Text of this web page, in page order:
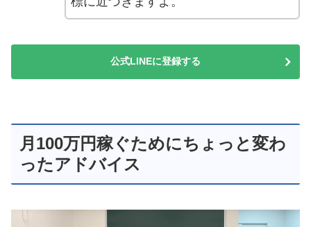
公式LINEに登録する
月100万円稼ぐためにちょっと変わ
ったアドバイス